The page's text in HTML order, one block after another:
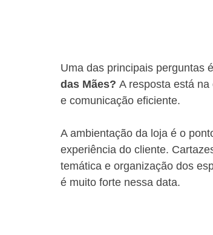
Uma das principais perguntas
das Mães? A resposta está
e comunicação eficiente.
A ambientação da loja é o
experiência do cliente.
temática e organização dos
é muito forte nessa data.